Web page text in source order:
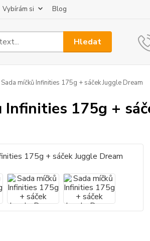
Vybírám si Blog
Hledat
Sada míčků Infinities 175g + sáček Juggle Dream
Infinities 175g +